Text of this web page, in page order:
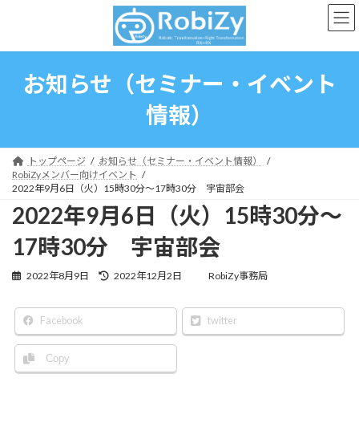
ン
プ
ー
動
お知らせ（セミナー・イベント
情報）
トップページ
お知らせ（セミナー・イベント情報）
RobiZyメンバー向けイベント
2022年9月6日（火）15時30分〜17時30分 宇宙部会
2022年9月6日（火）15時30分〜
17時30分 宇宙部会
2022年8月9日
最
日
時
2022年12月2日 RobiZy事務局
Facebook twitter
Copy